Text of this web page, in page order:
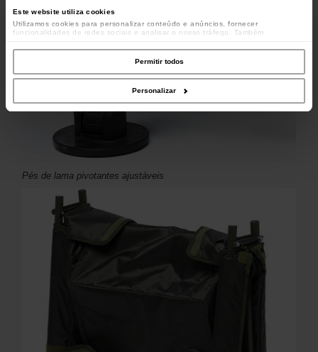
Este website utiliza cookies
Utilizamos cookies para personalizar conteúdo e anúncios, fornecer
funcionalidades de redes sociais e analisar o nosso tráfego. Também
parceiros de redes sociais, de publicidade e de análise, que as podem combinar
com outras informações que lhes forneceu ou recolhidas por estes a partir da
sua utilização dos respetivos serviços.
Permitir todos
Personalizar
Pés de lama pivotantes ajustáveis